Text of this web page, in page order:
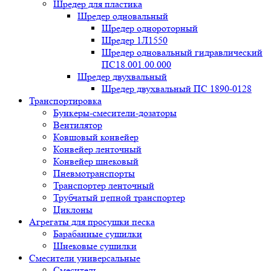
Шредер для пластика
Шредер одновальный
Шредер однороторный
Шредер 1Л1550
Шредер одновальный гидравлический
ПС18.001.00.000
Шредер двухвальный
Шредер двухвальный ПС 1890-0128
Транспортировка
Бункеры-смесители-дозаторы
Вентилятор
Ковшовый конвейер
Конвейер ленточный
Конвейер шнековый
Пневмотранспорты
Транспортер ленточный
Трубчатый цепной транспортер
Циклоны
Агрегаты для просушки песка
Барабанные сушилки
Шнековые сушилки
Смесители универсальные